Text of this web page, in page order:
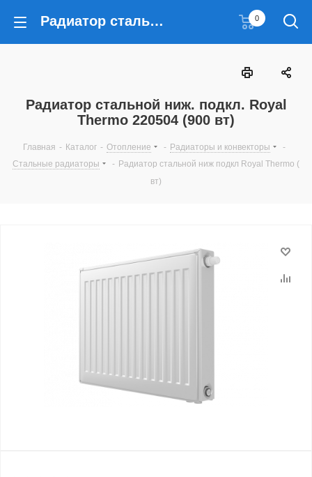
Радиатор стальной ниж. подкл. Royal Thermo 220504 (900 вт) 0
Радиатор стальной ниж. подкл. Royal
Thermo 220504 (900 вт)
Главная - Каталог - Отопление - Радиаторы и конвекторы
-
Стальные радиаторы
- Радиатор стальной ниж подкл Royal Thermo (
вт)